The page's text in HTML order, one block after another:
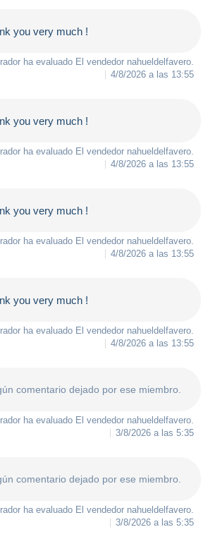
you very much !
ha evaluado El vendedor nahueldelfavero.
4/8/2026 a las 13:55
you very much !
ha evaluado El vendedor nahueldelfavero.
4/8/2026 a las 13:55
you very much !
ha evaluado El vendedor nahueldelfavero.
4/8/2026 a las 13:55
you very much !
ha evaluado El vendedor nahueldelfavero.
4/8/2026 a las 13:55
comentario dejado por ese miembro.
ha evaluado El vendedor nahueldelfavero.
3/8/2026 a las 5:35
comentario dejado por ese miembro.
ha evaluado El vendedor nahueldelfavero.
3/8/2026 a las 5:35